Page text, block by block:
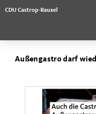
CDU Castrop-Rauxel
Außengastro darf